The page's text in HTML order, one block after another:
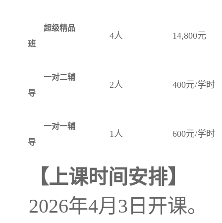
超级精品
班
4人 14,800元
一对二辅
导
2人 400元/学时
一对一辅
导
1人 600元/学时
【上课时间安排】
2026年4月3日开课。